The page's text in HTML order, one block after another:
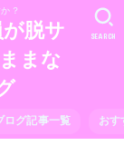
？
脱サ
まな
ログ記事一覧 おす
SEARCH